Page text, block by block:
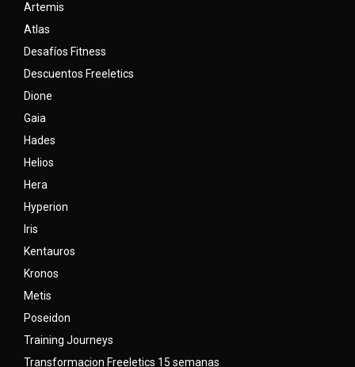
Artemis
Atlas
Desafíos Fitness
Descuentos Freeletics
Dione
Gaia
Hades
Helios
Hera
Hyperion
Iris
Kentauros
Kronos
Metis
Poseidon
Training Journeys
Transformacion Freeletics 15 semanas